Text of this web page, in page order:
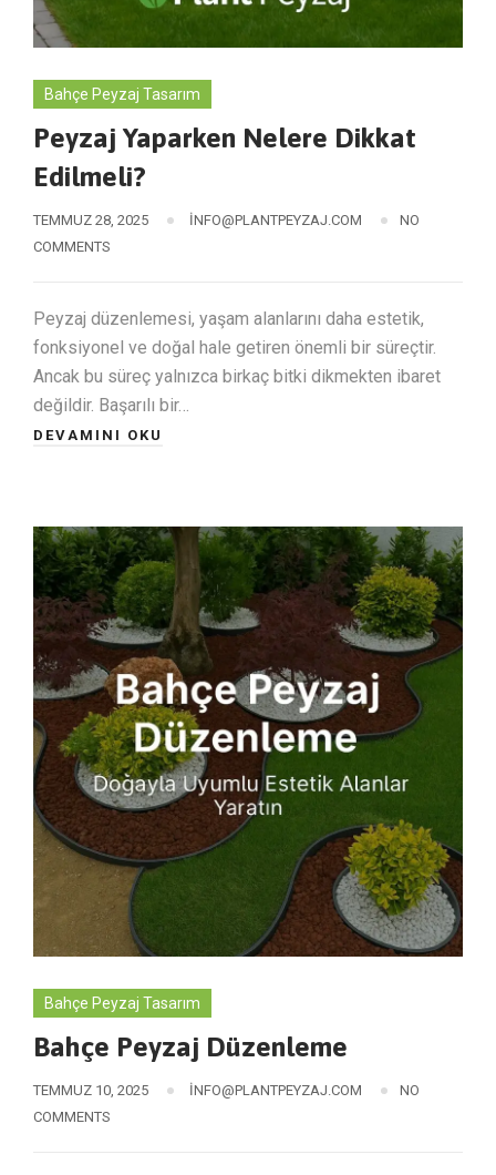
Bahçe Peyzaj Tasarım
Peyzaj Yaparken Nelere Dikkat
Edilmeli?
TEMMUZ 28, 2025 INFO@PLANTPEYZAJ.COM
NO
COMMENTS
Peyzaj düzenlemesi, yaşam alanlarını daha estetik,
fonksiyonel ve doğal hale getiren önemli bir süreçtir.
Ancak bu süreç yalnızca birkaç bitki dikmekten ibaret
değildir. Başarılı bir…
DEVAMINI OKU
Bahçe Peyzaj Tasarım
Bahçe Peyzaj Düzenleme
TEMMUZ 10, 2025 INFO@PLANTPEYZAJ.COM
NO
COMMENTS